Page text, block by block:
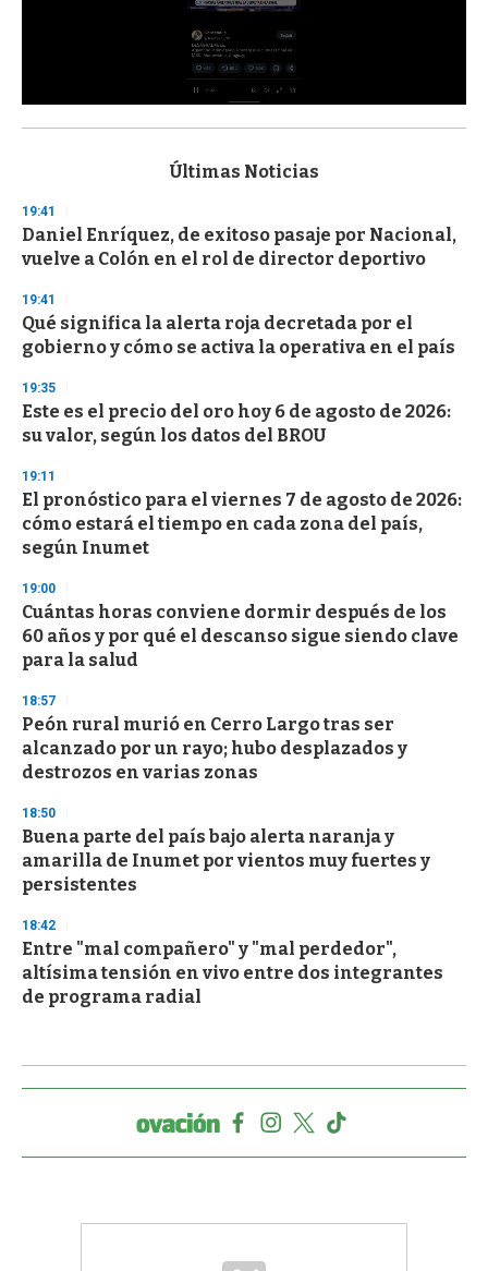
s
d
s
o
f
3
s
c
n
d
Últimas Noticias
19:41
Daniel Enríquez, de exitoso pasaje por Nacional,
vuelve a Colón en el rol de director deportivo
19:41
Qué significa la alerta roja decretada por el
gobierno y cómo se activa la operativa en el país
19:35
Este es el precio del oro hoy 6 de agosto de 2026:
su valor, según los datos del BROU
19:11
El pronóstico para el viernes 7 de agosto de 2026:
cómo estará el tiempo en cada zona del país,
según Inumet
19:00
Cuántas horas conviene dormir después de los
60 años y por qué el descanso sigue siendo clave
para la salud
18:57
Peón rural murió en Cerro Largo tras ser
alcanzado por un rayo; hubo desplazados y
destrozos en varias zonas
18:50
Buena parte del país bajo alerta naranja y
amarilla de Inumet por vientos muy fuertes y
persistentes
18:42
Entre "mal compañero" y "mal perdedor",
altísima tensión en vivo entre dos integrantes
de programa radial